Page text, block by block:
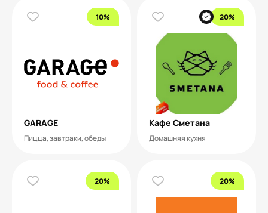
10%
GARAGE
Пицца, завтраки, обеды
20%
Кафе Сметана
Домашняя кухня
20% 20%